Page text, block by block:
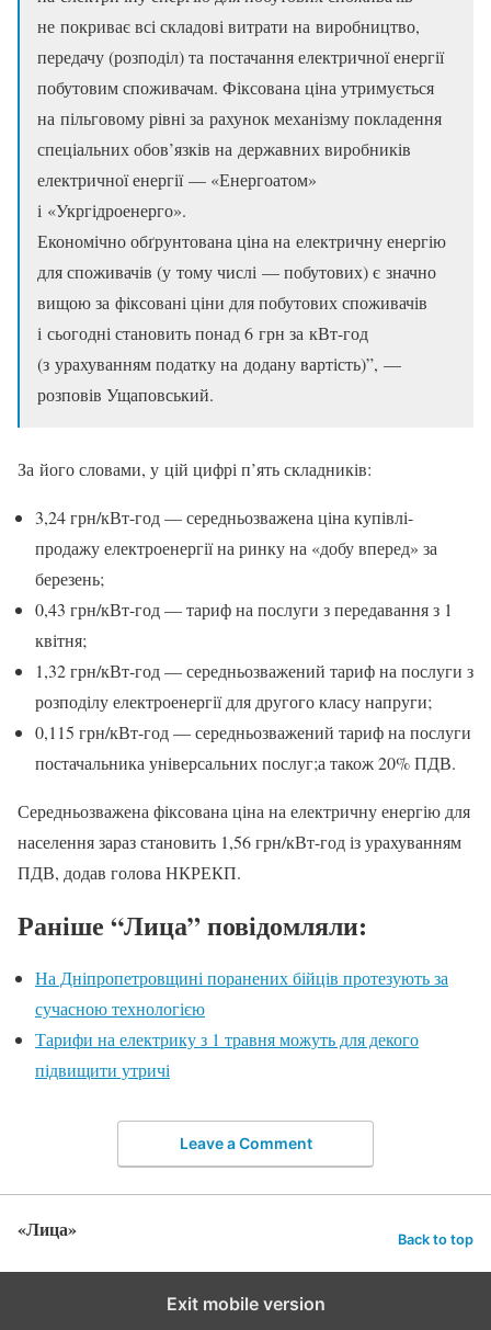
не покриває всі складові витрати на виробництво,
передачу (розподіл) та постачання електричної енергії
побутовим споживачам. Фіксована ціна утримується
на пільговому рівні за рахунок механізму покладення
спеціальних обов’язків на державних виробників
електричної енергії — «Енергоатом»
і «Укргідроенерго».
Економічно обґрунтована ціна на електричну енергію
для споживачів (у тому числі — побутових) є значно
вищою за фіксовані ціни для побутових споживачів
і сьогодні становить понад 6 грн за кВт-год
(з урахуванням податку на додану вартість)”, —
розповів Ущаповський.
За його словами, у цій цифрі п’ять складників:
3,24 грн/кВт-год — середньозважена ціна купівлі-
продажу електроенергії на ринку на «добу вперед» за
березень;
0,43 грн/кВт-год — тариф на послуги з передавання з 1
квітня;
1,32 грн/кВт-год — середньозважений тариф на послуги з
розподілу електроенергії для другого класу напруги;
0,115 грн/кВт-год — середньозважений тариф на послуги
постачальника універсальних послуг;а також 20% ПДВ.
Середньозважена фіксована ціна на електричну енергію для
населення зараз становить 1,56 грн/кВт-год із урахуванням
ПДВ, додав голова НКРЕКП.
Раніше “Лица” повідомляли:
На Дніпропетровщині поранених бійців протезують за
сучасною технологією
Тарифи на електрику з 1 травня можуть для декого
підвищити утричі
Leave a Comment
«Лица» Back to top
Exit mobile version